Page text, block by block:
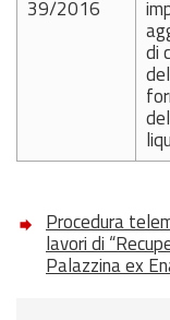
39/2016
di
Procedura
lavori di
Palazzina ex